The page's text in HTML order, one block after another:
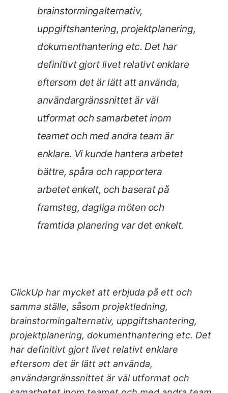
brainstormingalternativ,
uppgiftshantering, projektplanering,
dokumenthantering etc. Det har
definitivt gjort livet relativt enklare
eftersom det är lätt att använda,
användargränssnittet är väl
utformat och samarbetet inom
teamet och med andra team är
enklare. Vi kunde hantera arbetet
bättre, spåra och rapportera
arbetet enkelt, och baserat på
framsteg, dagliga möten och
framtida planering var det enkelt.
ClickUp har mycket att erbjuda på ett och
samma ställe, såsom projektledning,
brainstormingalternativ, uppgiftshantering,
projektplanering, dokumenthantering etc. Det
har definitivt gjort livet relativt enklare
eftersom det är lätt att använda,
användargränssnittet är väl utformat och